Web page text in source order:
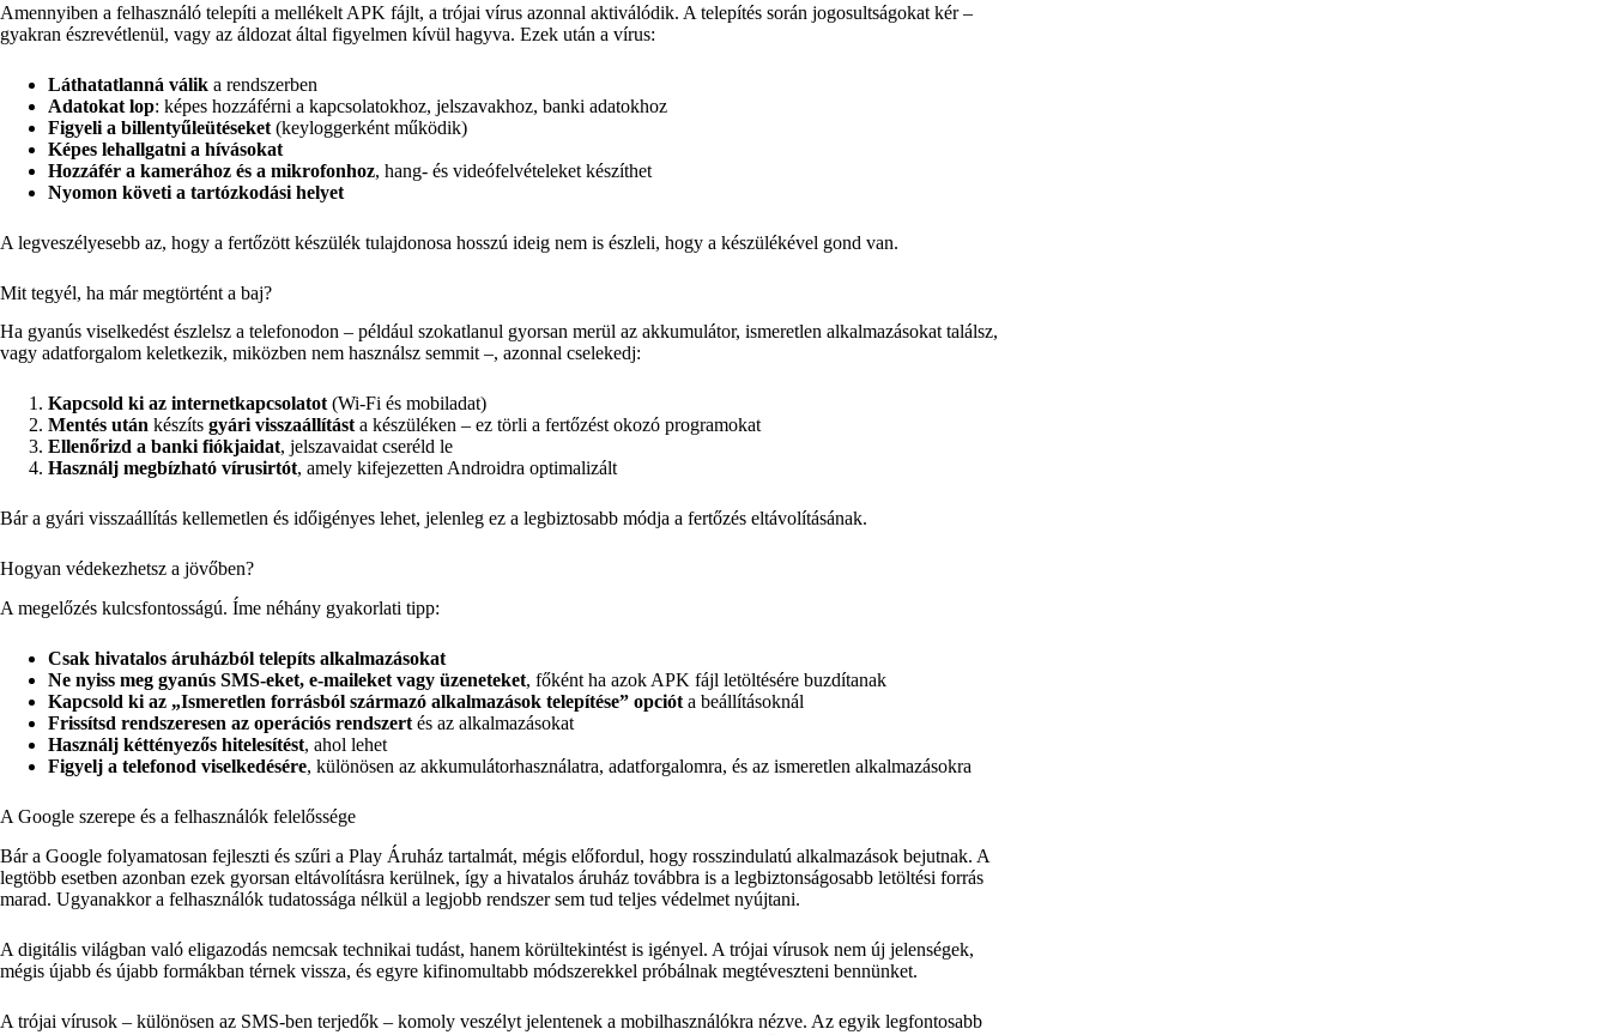
Amennyiben a felhasználó telepíti a mellékelt APK fájlt, a trójai vírus azonnal aktiválódik. A telepítés során jogosultságokat kér –
gyakran észrevétlenül, vagy az áldozat által figyelmen kívül hagyva. Ezek után a vírus:
Láthatatlanná válik a rendszerben
Adatokat lop: képes hozzáférni a kapcsolatokhoz, jelszavakhoz, banki adatokhoz
Figyeli a billentyűleütéseket (keyloggerként működik)
Képes lehallgatni a hívásokat
Hozzáfér a kamerához és a mikrofonhoz, hang- és videófelvételeket készíthet
Nyomon követi a tartózkodási helyet
A legveszélyesebb az, hogy a fertőzött készülék tulajdonosa hosszú ideig nem is észleli, hogy a készülékével gond van.
Mit tegyél, ha már megtörtént a baj?
Ha gyanús viselkedést észlelsz a telefonodon – például szokatlanul gyorsan merül az akkumulátor, ismeretlen alkalmazásokat találsz,
vagy adatforgalom keletkezik, miközben nem használsz semmit –, azonnal cselekedj:
Kapcsold ki az internetkapcsolatot (Wi-Fi és mobiladat)
Mentés után készíts gyári visszaállítást a készüléken – ez törli a fertőzést okozó programokat
Ellenőrizd a banki fiókjaidat, jelszavaidat cseréld le
Használj megbízható vírusirtót, amely kifejezetten Androidra optimalizált
Bár a gyári visszaállítás kellemetlen és időigényes lehet, jelenleg ez a legbiztosabb módja a fertőzés eltávolításának.
Hogyan védekezhetsz a jövőben?
A megelőzés kulcsfontosságú. Íme néhány gyakorlati tipp:
Csak hivatalos áruházból telepíts alkalmazásokat
Ne nyiss meg gyanús SMS-eket, e-maileket vagy üzeneteket, főként ha azok APK fájl letöltésére buzdítanak
Kapcsold ki az „Ismeretlen forrásból származó alkalmazások telepítése” opciót a beállításoknál
Frissítsd rendszeresen az operációs rendszert és az alkalmazásokat
Használj kéttényezős hitelesítést, ahol lehet
Figyelj a telefonod viselkedésére, különösen az akkumulátorhasználatra, adatforgalomra, és az ismeretlen alkalmazásokra
A Google szerepe és a felhasználók felelőssége
Bár a Google folyamatosan fejleszti és szűri a Play Áruház tartalmát, mégis előfordul, hogy rosszindulatú alkalmazások bejutnak. A
legtöbb esetben azonban ezek gyorsan eltávolításra kerülnek, így a hivatalos áruház továbbra is a legbiztonságosabb letöltési forrás
marad. Ugyanakkor a felhasználók tudatossága nélkül a legjobb rendszer sem tud teljes védelmet nyújtani.
A digitális világban való eligazodás nemcsak technikai tudást, hanem körültekintést is igényel. A trójai vírusok nem új jelenségek,
mégis újabb és újabb formákban térnek vissza, és egyre kifinomultabb módszerekkel próbálnak megtéveszteni bennünket.
A trójai vírusok – különösen az SMS-ben terjedők – komoly veszélyt jelentenek a mobilhasználókra nézve. Az egyik legfontosabb